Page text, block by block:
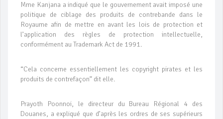
Mme Kanjana a indiqué que le gouvernement avait imposé une
politique de ciblage des produits de contrebande dans le
Royaume afin de mettre en avant les lois de protection et
l’application des règles de protection intellectuelle,
conformément au Trademark Act de 1991.
“Cela concerne essentiellement les copyright pirates et les
produits de contrefaçon” dit elle.
Prayoth Poonnoi, le directeur du Bureau Régional 4 des
Douanes, a expliqué que d’après les ordres de ses supérieurs